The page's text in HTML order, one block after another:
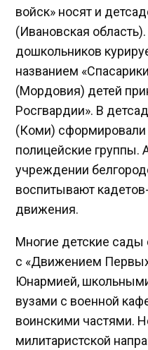
войск» носят и
(Ивановская
дошкольников
названием
(Мордовия) детей
Росгвардии». В
(Коми)
полицейские группы.
учреждении
воспитывают
движения.
Многие детские сады
с «Движением
Юнармией,
вузами с военной
воинскими частями.
милитаристской